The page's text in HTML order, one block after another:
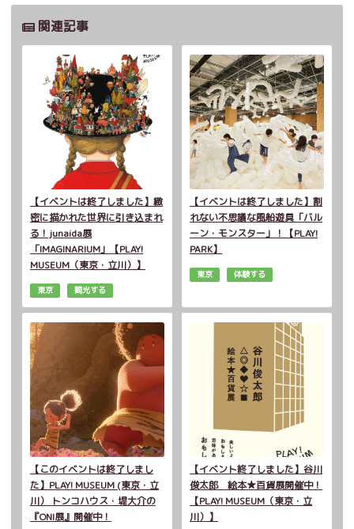
関連記事
【イベントは終了しました】緻
密に描かれた世界に引き込まれ
る！junaida展
「IMAGINARIUM」【PLAY!
MUSEUM（東京・立川）】
東京 観光する
【イベントは終了しました】割
れない不思議な風船遊具「バル
ーン・モンスター」！【PLAY!
PARK】
東京 体験する
【このイベントは終了しまし
た】PLAY! MUSEUM (東京・立
川） トンコハウス・堤大介の
『ONI展』開催中！
【イベント終了しました】谷川
俊太郎 絵本★百貨展開催中！
【PLAY! MUSEUM（東京・立
川）】